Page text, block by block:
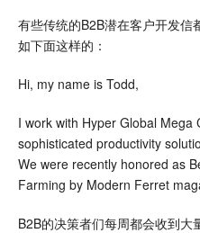
有些传统的B2B潜在客户开发信
如下面这样的：
Hi, my name is Todd,
I work with Hyper Global Mega
sophisticated productivity
We were recently honored as
Farming by Modern Ferret
B2B的决策者们每周都会收到